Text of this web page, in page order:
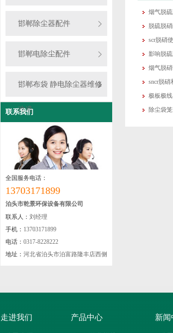
邯郸除尘器配件
邯郸电除尘配件
邯郸布袋 静电除尘器维修
改造
联系我们
全国服务电话：
13703171899
泊头市乾景环保设备有限公司
联系人： 刘经理
手机： 13703171899
电话： 0317-8228222
地址： 河北省泊头市泊富路隆丰店西侧
烟气脱
脱硫脱
scr脱硝
影响脱
烟气脱
sncr脱硝
极板极
除尘袋
走进我们 产品中心 新闻